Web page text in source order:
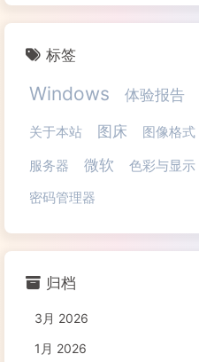
标签
Windows 体验报告
关于本站 图床 图像格式
服务器 微软 色彩与显示
密码管理器
归档
3月 2026
1月 2026